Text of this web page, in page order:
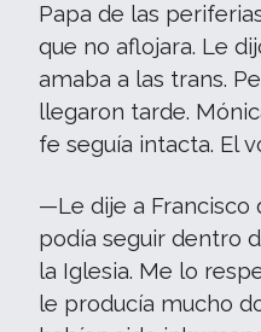
Papa de las
que no aflojara. Le
amaba a las trans.
llegaron tarde.
fe seguía intacta. El
—Le dije a Francisco
podía seguir dentro
la Iglesia. Me lo
le producía mucho